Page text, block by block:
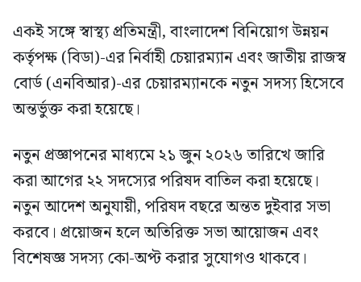
একই সঙ্গে স্বাস্থ্য প্রতিমন্ত্রী, বাংলাদেশ বিনিয়োগ উন্নয়ন
কর্তৃপক্ষ (বিডা)-এর নির্বাহী চেয়ারম্যান এবং জাতীয় রাজস্ব
বোর্ড (এনবিআর)-এর চেয়ারম্যানকে নতুন সদস্য হিসেবে
অন্তর্ভুক্ত করা হয়েছে।
নতুন প্রজ্ঞাপনের মাধ্যমে ২১ জুন ২০২৬ তারিখে জারি
করা আগের ২২ সদস্যের পরিষদ বাতিল করা হয়েছে।
নতুন আদেশ অনুযায়ী, পরিষদ বছরে অন্তত দুইবার সভা
করবে। প্রয়োজন হলে অতিরিক্ত সভা আয়োজন এবং
বিশেষজ্ঞ সদস্য কো-অপ্ট করার সুযোগও থাকবে।